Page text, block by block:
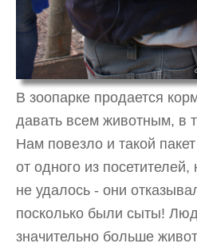
В зоопарке продается
давать всем животным, в
Нам повезло и такой
от одного из посетителей,
не удалось - они
посколько были сыты!
значительно больше